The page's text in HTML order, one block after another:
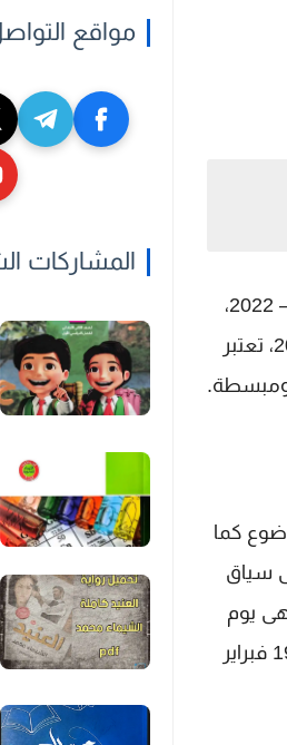
نقدم لكم اليوم اقوى مراجعة نهائية انجليزي تالتة اعدادي الترم الثاني 2022 pdf للعام الدراسي 2021 – 2022،
المذكرة تحتوى على مراجعة لجميع أجزاء منهج اللغة الإنجليزية للصف الثالث الاعدادي الترم الثاني 2022، تعتبر
الثاني 2022 من اسفل الموضوع كما
سياق
الجديد، يوم السبت الموافق 9 أكتوبر 2021، وتنتهى يوم
الخميس 16 يونيو 2022 (مدة أيام الدراسة الفعلية 93 يومًا)، على أن يبدأ الفصل الدراسي الثاني يوم 19 فبراير
مواقع
المشاركات